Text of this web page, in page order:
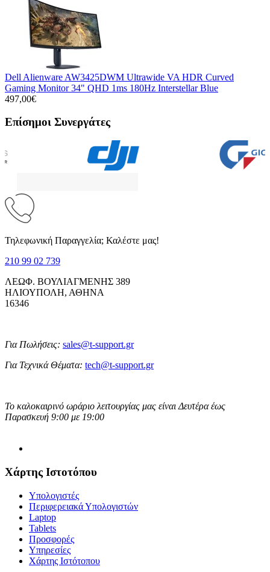
Dell Alienware AW3425DWM Ultrawide VA HDR Curved
Gaming Monitor 34" QHD 1ms 180Hz Interstellar Blue
497,00€
Επίσημοι Συνεργάτες
Τηλεφωνική Παραγγελία; Καλέστε μας!
210 99 02 739
ΛΕΩΦ. ΒΟΥΛΙΑΓΜΕΝΗΣ 389
ΗΛΙΟΥΠΟΛΗ, ΑΘΗΝΑ
16346
Για Πωλήσεις: sales@t-support.gr
Για Τεχνικά Θέματα: tech@t-support.gr
Το καλοκαιρινό ωράριο λειτουργίας μας είναι Δευτέρα έως
Παρασκευή 9:00 με 19:00
Χάρτης Ιστοτόπου
Υπολογιστές
Περιφερειακά Υπολογιστών
Laptop
Tablets
Προσφορές
Υπηρεσίες
Χάρτης Ιστότοπου